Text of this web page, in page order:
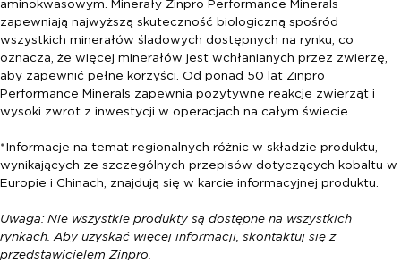
aminokwasowym. Minerały Zinpro Performance Minerals
zapewniają najwyższą skuteczność biologiczną spośród
wszystkich minerałów śladowych dostępnych na rynku, co
oznacza, że więcej minerałów jest wchłanianych przez zwierzę,
aby zapewnić pełne korzyści. Od ponad 50 lat Zinpro
Performance Minerals zapewnia pozytywne reakcje zwierząt i
wysoki zwrot z inwestycji w operacjach na całym świecie.
*Informacje na temat regionalnych różnic w składzie produktu,
wynikających ze szczególnych przepisów dotyczących kobaltu w
Europie i Chinach, znajdują się w karcie informacyjnej produktu.
Uwaga: Nie wszystkie produkty są dostępne na wszystkich
rynkach. Aby uzyskać więcej informacji, skontaktuj się z
przedstawicielem Zinpro.